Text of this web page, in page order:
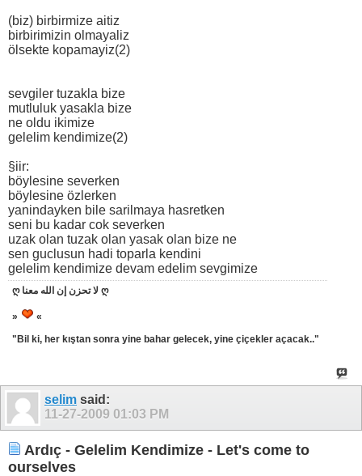
(biz) birbirmize aitiz
birbirimizin olmayaliz
ölsekte kopamayiz(2)
sevgiler tuzakla bize
mutluluk yasakla bize
ne oldu ikimize
gelelim kendimize(2)
§iir:
böylesine severken
böylesine özlerken
yanindayken bile sarilmaya hasretken
seni bu kadar cok severken
uzak olan tuzak olan yasak olan bize ne
sen guclusun hadi toparla kendini
gelelim kendimize devam edelim sevgimize
ღ لا تحزن إن الله معنا ღ
»
«
"Bil ki, her kıştan sonra yine bahar gelecek, yine çiçekler açacak.."
selim said:
11-27-2009 01:03 PM
Ardıç - Gelelim Kendimize - Let's come to
ourselves